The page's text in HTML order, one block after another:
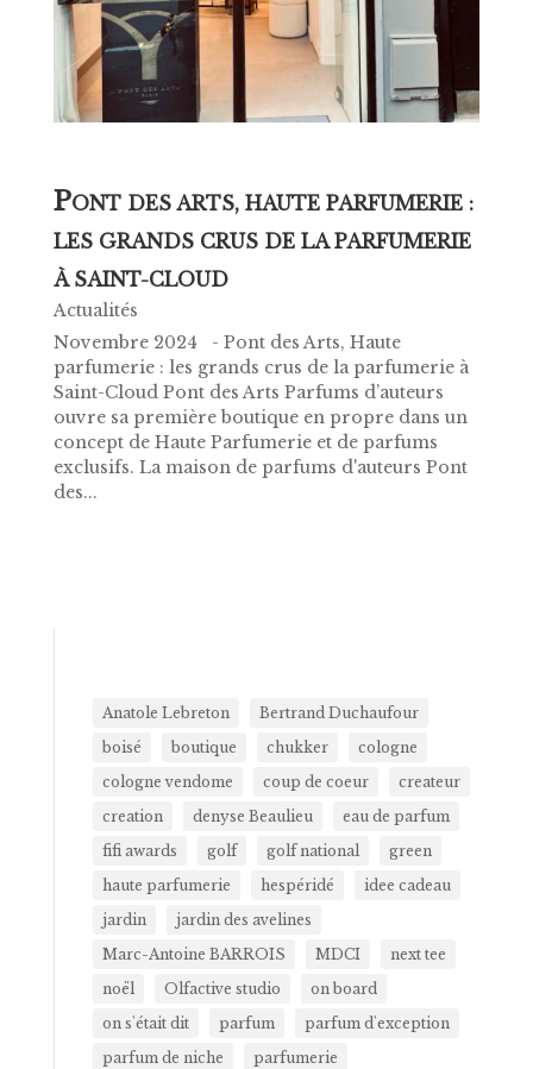
PONT DES ARTS, HAUTE PARFUMERIE :
LES GRANDS CRUS DE LA PARFUMERIE
À SAINT-CLOUD
Actualités
Novembre 2024 - Pont des Arts, Haute
parfumerie : les grands crus de la parfumerie à
Saint-Cloud Pont des Arts Parfums d’auteurs
ouvre sa première boutique en propre dans un
concept de Haute Parfumerie et de parfums
exclusifs. La maison de parfums d'auteurs Pont
des...
Anatole Lebreton
Bertrand Duchaufour
boisé
boutique chukker
cologne
cologne vendome
coup de coeur
createur
creation
denyse Beaulieu
eau de parfum
fifi awards
golf golf national
green
haute parfumerie
hespéridé
idee cadeau
jardin
jardin des avelines
Marc-Antoine BARROIS
MDCI
next tee
noël
Olfactive studio
on board
on s'était dit
parfum
parfum d'exception
parfum de niche
parfumerie